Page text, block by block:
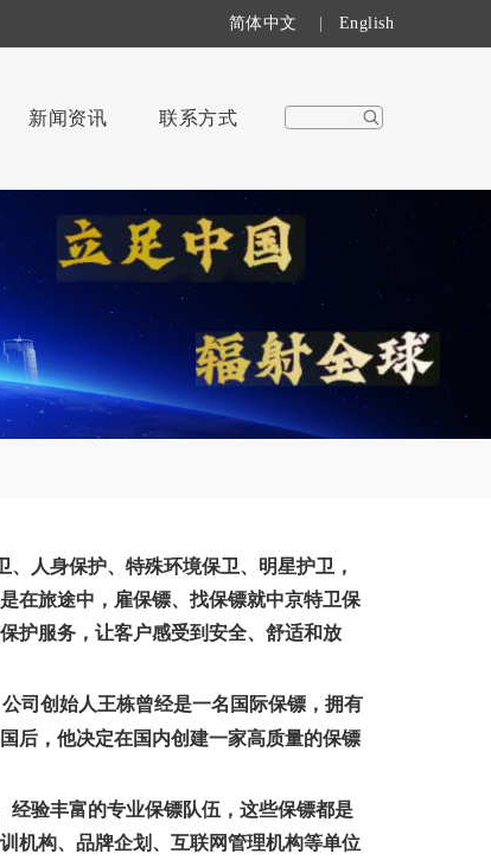
简体中文 English
新闻资讯 联系方式
人身保护、特殊环境保卫、明星护卫，
在旅途中，雇保镖、找保镖就中京特卫保
护服务，让客户感受到安全、舒适和放
司创始人王栋曾经是一名国际保镖，拥有
后，他决定在国内创建一家高质量的保镖
经验丰富的专业保镖队伍，这些保镖都是
机构、品牌企划、互联网管理机构等单位